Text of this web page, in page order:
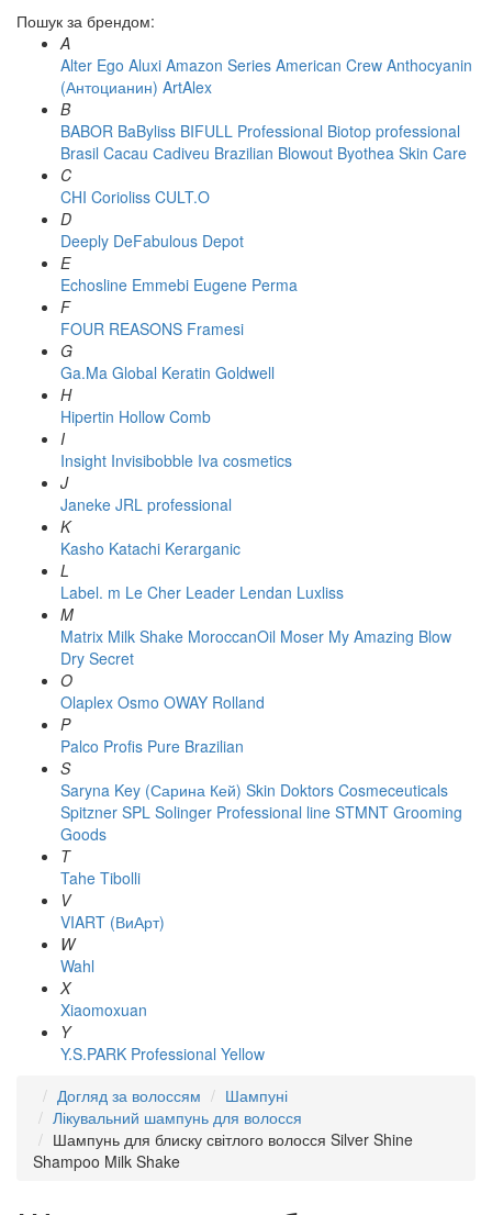
Пошук за брендом:
A
Alter Ego Aluxi Amazon Series American Crew Anthocyanin
(Антоцианин) ArtAlex
B
BABOR BaByliss BIFULL Professional Biotop professional
Brasil Cacau Сadiveu Brazilian Blowout Byothea Skin Care
C
CHI Corioliss CULT.O
D
Deeply DeFabulous Depot
E
Echosline Emmebi Eugene Perma
F
FOUR REASONS Framesi
G
Ga.Ma Global Keratin Goldwell
H
Hipertin Hollow Comb
I
Insight Invisibobble Iva cosmetics
J
Janeke JRL professional
K
Kasho Katachi Kerarganic
L
Label. m Le Cher Leader Lendan Luxliss
M
Matrix Milk Shake MoroccanOil Moser My Amazing Blow
Dry Secret
O
Olaplex Osmo OWAY Rolland
P
Palco Profis Pure Brazilian
S
Saryna Key (Сарина Кей) Skin Doktors Cosmeceuticals
Spitzner SPL Solinger Professional line STMNT Grooming
Goods
T
Tahe Tibolli
V
VIART (ВиАрт)
W
Wahl
X
Xiaomoxuan
Y
Y.S.PARK Professional Yellow
Догляд за волоссям
Шампуні
Лікувальний шампунь для волосся
Шампунь для блиску світлого волосся Silver Shine
Shampoo Milk Shake